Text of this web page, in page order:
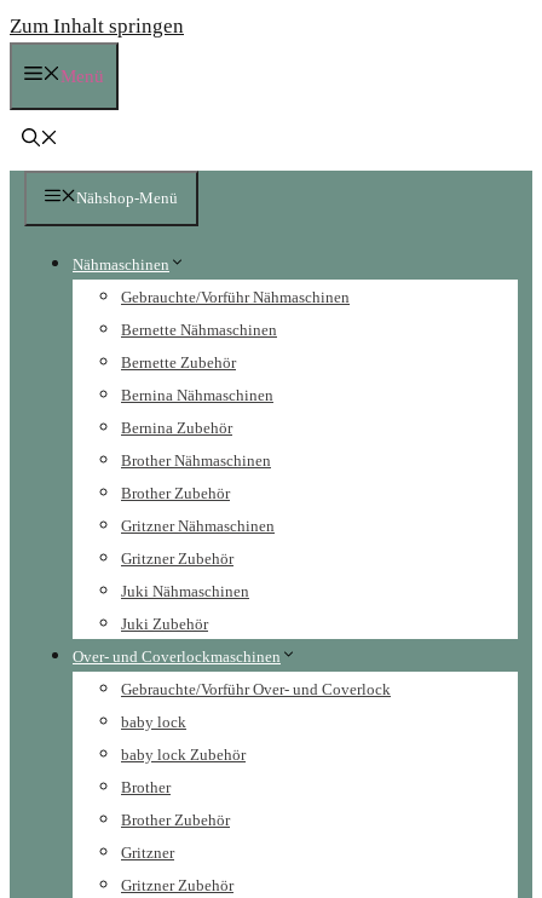
Zum Inhalt springen
Menü
Nähshop-Menü
Nähmaschinen
Gebrauchte/Vorführ Nähmaschinen
Bernette Nähmaschinen
Bernette Zubehör
Bernina Nähmaschinen
Bernina Zubehör
Brother Nähmaschinen
Brother Zubehör
Gritzner Nähmaschinen
Gritzner Zubehör
Juki Nähmaschinen
Juki Zubehör
Over- und Coverlockmaschinen
Gebrauchte/Vorführ Over- und Coverlock
baby lock
baby lock Zubehör
Brother
Brother Zubehör
Gritzner
Gritzner Zubehör